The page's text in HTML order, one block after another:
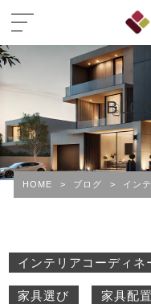
HOME > ブログ > イン
インテリアコーディネ
家具選び 家具配